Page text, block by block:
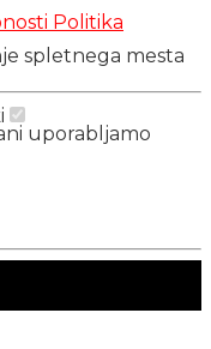
Politika
spletnega mesta
uporabljamo